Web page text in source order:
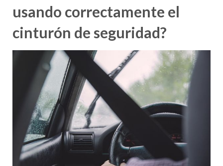
usando correctamente el
cinturón de seguridad?